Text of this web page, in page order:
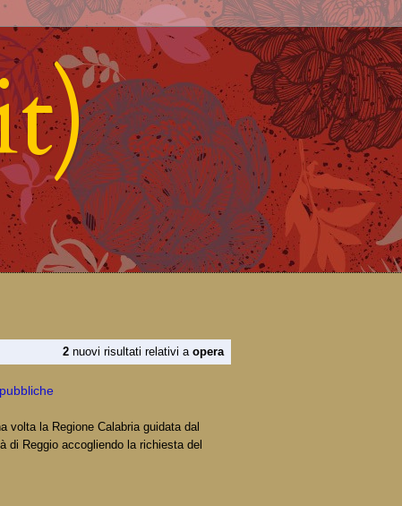
2 nuovi risultati relativi a opera
pubbliche
volta la Regione Calabria guidata dal
di Reggio accogliendo la richiesta del